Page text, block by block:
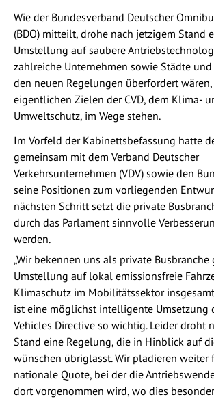
Wie der Bundesverband Deutscher
(BDO) mitteilt, drohe nach jetzigem Stand
Umstellung auf saubere
zahlreiche Unternehmen sowie Städte
den neuen Regelungen überfordert
eigentlichen Zielen der CVD, dem Klima-
Umweltschutz, im Wege stehen.
Im Vorfeld der Kabinettsbefassung hatte
gemeinsam mit dem Verband Deutscher
Verkehrsunternehmen (VDV) sowie den
seine Positionen zum vorliegenden
nächsten Schritt setzt die private
durch das Parlament sinnvolle
werden.
„Wir bekennen uns als private Busbranche
Umstellung auf lokal emissionsfreie
Klimaschutz im Mobilitätssektor
ist eine möglichst intelligente Umsetzung
Vehicles Directive so wichtig. Leider droht
Stand eine Regelung, die in Hinblick auf
wünschen übriglässt. Wir plädieren weiter
nationale Quote, bei der die
dort vorgenommen wird, wo dies